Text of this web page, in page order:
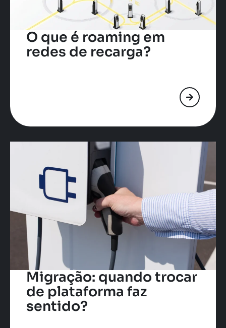
O que é roaming em
redes de recarga?
Migração: quando trocar
de plataforma faz
sentido?